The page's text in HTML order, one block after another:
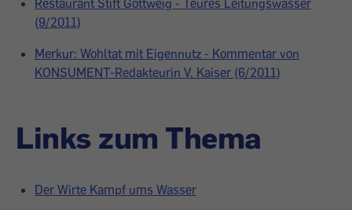
Restaurant Stift Göttweig - Teures Leitungswasser
(9/2011)
Merkur: Wohltat mit Eigennutz - Kommentar von
KONSUMENT-Redakteurin V. Kaiser (6/2011)
Links zum Thema
Der Wirte Kampf ums Wasser